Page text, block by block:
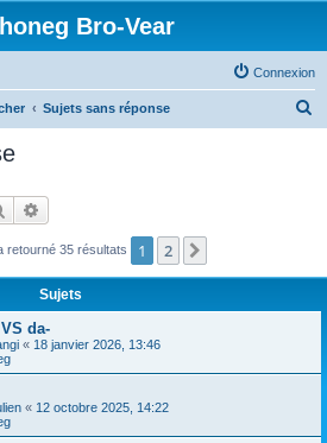
Bro-Vear
Connexion
Sujets sans réponse
c
Rechercher
retourné 35 résultats 1 2
Sujets
da-
« 18 janvier 2026, 13:46
« 12 octobre 2025, 14:22